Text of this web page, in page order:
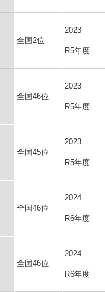
全国2位
2023
R5年度
全国46位
2023
R5年度
全国45位
2023
R5年度
全国46位
2024
R6年度
全国46位
2024
R6年度